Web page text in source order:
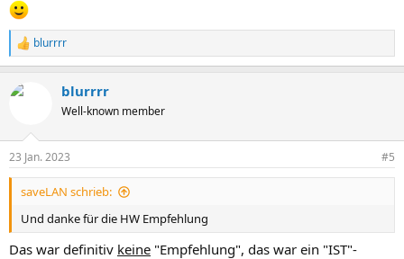
R
e
k
e
n
blurrrr
blurrrr
Well-known member
23 Jan. 2023 #5
saveLAN schrieb:
Und danke für die HW Empfehlung
Das war definitiv keine "Empfehlung", das war ein "IST"-